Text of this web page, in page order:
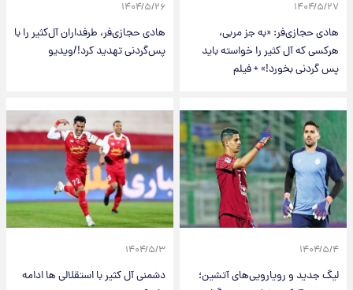
۱۴۰۴/۵/۲۷
هادی حجازی‌فر: «به جز مربی،
هرکسی که آل کثیر را خواسته باید
پس گردنی بخورد!» + فیلم
۱۴۰۴/۵/۲۶
هادی‌ حجازی‌فر، طرفداران آل‌کثیر را با
پس‌گردنی تهدید کرد!/ویدیو
۱۴۰۴/۵/۴
لیگ جدید و رویارویی‌های آتشین؛
۱۴۰۴/۵/۳
دشمنی آل کثیر با استقلالی ها ادامه